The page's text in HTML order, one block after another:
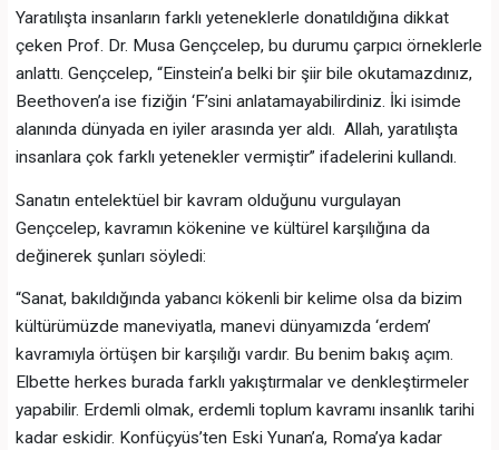
Yaratılışta insanların farklı yeteneklerle donatıldığına dikkat
çeken Prof. Dr. Musa Gençcelep, bu durumu çarpıcı örneklerle
anlattı. Gençcelep, “Einstein’a belki bir şiir bile okutamazdınız,
Beethoven’a ise fiziğin ‘F’sini anlatamayabilirdiniz. İki isimde
alanında dünyada en iyiler arasında yer aldı. Allah, yaratılışta
insanlara çok farklı yetenekler vermiştir” ifadelerini kullandı.
Sanatın entelektüel bir kavram olduğunu vurgulayan
Gençcelep, kavramın kökenine ve kültürel karşılığına da
değinerek şunları söyledi:
“Sanat, bakıldığında yabancı kökenli bir kelime olsa da bizim
kültürümüzde maneviyatla, manevi dünyamızda ‘erdem’
kavramıyla örtüşen bir karşılığı vardır. Bu benim bakış açım.
Elbette herkes burada farklı yakıştırmalar ve denkleştirmeler
yapabilir. Erdemli olmak, erdemli toplum kavramı insanlık tarihi
kadar eskidir. Konfüçyüs’ten Eski Yunan’a, Roma’ya kadar